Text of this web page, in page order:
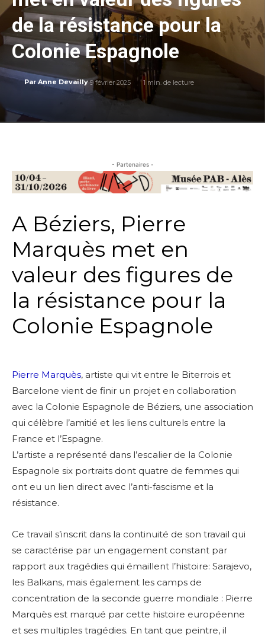
de la résistance pour la
Colonie Espagnole
Par Anne Devailly 9 février 2025 1 min. de lecture
- Partenaires -
A Béziers, Pierre
Marquès met en
valeur des figures de
la résistance pour la
Colonie Espagnole
Pierre Marquès, artiste qui vit entre le Biterrois et
Barcelone vient de finir un projet en collaboration
avec la Colonie Espagnole de Béziers, une association
qui célèbre l’amitié et les liens culturels entre la
France et l’Espagne.
L’artiste a représenté dans l’escalier de la Colonie
Espagnole six portraits dont quatre de femmes qui
ont eu un lien direct avec l’anti-fascisme et la
résistance.
Ce travail s’inscrit dans la continuité de son travail qui
se caractérise par un engagement constant par
rapport aux tragédies qui émaillent l’histoire: Sarajevo,
les Balkans, mais également les camps de
concentration de la seconde guerre mondiale : Pierre
Marquès est marqué par cette histoire européenne
et ses multiples tragédies. En tant que peintre, il